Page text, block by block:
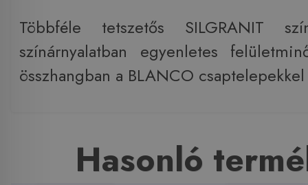
Többféle tetszetős SILGRANIT
színárnyalatban egyenletes
összhangban a BLANCO csaptelepekkel
Hasonló